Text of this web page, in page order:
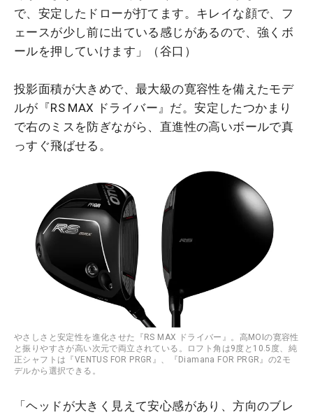
で、安定したドローが打てます。キレイな顔で、フ
ェースが少し前に出ている感じがあるので、強くボ
ールを押していけます」（谷口）
投影面積が大きめで、最大級の寛容性を備えたモデ
ルが『RS MAX ドライバー』だ。安定したつかまり
で右のミスを防ぎながら、直進性の高いボールで真
っすぐ飛ばせる。
やさしさと安定性を進化させた『RS MAX ドライバー』。高MOIの寛容性
と振りやすさが高い次元で両立されている。ロフト角は9度と10.5度、純
正シャフトは『VENTUS FOR PRGR』、『Diamana FOR PRGR』の2モ
デルから選択できる。
「ヘッドが大きく見えて安心感があり、方向のブレ